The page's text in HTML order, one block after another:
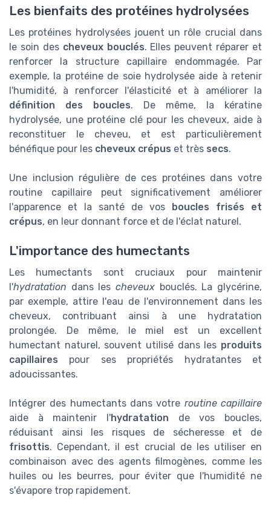
Les bienfaits des protéines hydrolysées
Les protéines hydrolysées jouent un rôle crucial dans
le soin des cheveux bouclés. Elles peuvent réparer et
renforcer la structure capillaire endommagée. Par
exemple, la protéine de soie hydrolysée aide à retenir
l'humidité, à renforcer l'élasticité et à améliorer la
définition des boucles. De même, la kératine
hydrolysée, une protéine clé pour les cheveux, aide à
reconstituer le cheveu, et est particulièrement
bénéfique pour les cheveux crépus et très secs.
Une inclusion régulière de ces protéines dans votre
routine capillaire peut significativement améliorer
l'apparence et la santé de vos boucles frisés et
crépus, en leur donnant force et de l'éclat naturel.
L'importance des humectants
Les humectants sont cruciaux pour maintenir
l'hydratation dans les cheveux bouclés. La glycérine,
par exemple, attire l'eau de l'environnement dans les
cheveux, contribuant ainsi à une hydratation
prolongée. De même, le miel est un excellent
humectant naturel, souvent utilisé dans les produits
capillaires pour ses propriétés hydratantes et
adoucissantes.
Intégrer des humectants dans votre routine capillaire
aide à maintenir l'hydratation de vos boucles,
réduisant ainsi les risques de sécheresse et de
frisottis. Cependant, il est crucial de les utiliser en
combinaison avec des agents filmogènes, comme les
huiles ou les beurres, pour éviter que l'humidité ne
s'évapore trop rapidement.